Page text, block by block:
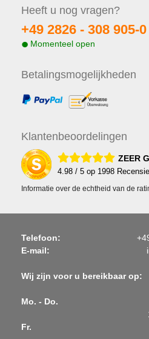
Heeft u nog vragen?
+49 2826 - 308 905-0
Momenteel open
Betalingsmogelijkheden
Klantenbeoordelingen
ZEER
4.98 / 5 op 1998
Informatie over de echtheid van de
Telefoon:
E-mail:
Wij zijn voor u bereikbaar op:
Mo. - Do.
Fr.